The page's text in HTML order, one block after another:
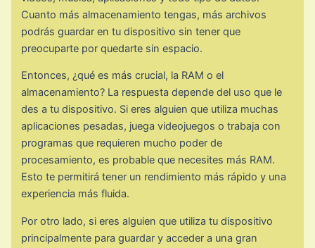
Cuanto más almacenamiento tengas, más archivos
podrás guardar en tu dispositivo sin tener que
preocuparte por quedarte sin espacio.
Entonces, ¿qué es más crucial, la RAM o el
almacenamiento? La respuesta depende del uso que le
des a tu dispositivo. Si eres alguien que utiliza muchas
aplicaciones pesadas, juega videojuegos o trabaja con
programas que requieren mucho poder de
procesamiento, es probable que necesites más RAM.
Esto te permitirá tener un rendimiento más rápido y una
experiencia más fluida.
Por otro lado, si eres alguien que utiliza tu dispositivo
principalmente para guardar y acceder a una gran